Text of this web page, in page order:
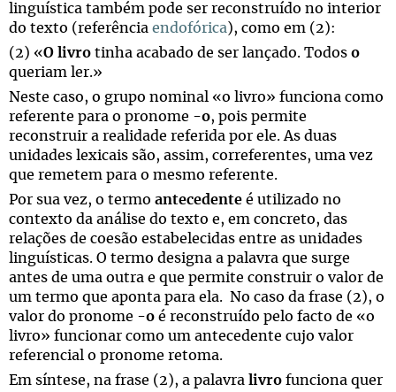
linguística também pode ser reconstruído no interior
do texto (referência endofórica), como em (2):
(2) «O livro tinha acabado de ser lançado. Todos o
queriam ler.»
Neste caso, o grupo nominal «o livro» funciona como
referente para o pronome -o, pois permite
reconstruir a realidade referida por ele. As duas
unidades lexicais são, assim, correferentes, uma vez
que remetem para o mesmo referente.
Por sua vez, o termo antecedente é utilizado no
contexto da análise do texto e, em concreto, das
relações de coesão estabelecidas entre as unidades
linguísticas. O termo designa a palavra que surge
antes de uma outra e que permite construir o valor de
um termo que aponta para ela. No caso da frase (2), o
valor do pronome -o é reconstruído pelo facto de «o
livro» funcionar como um antecedente cujo valor
referencial o pronome retoma.
Em síntese, na frase (2), a palavra
livro funciona quer